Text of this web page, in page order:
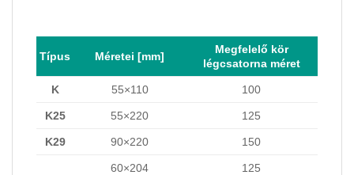
K 55×110 100
K25 55×220 125
K29 90×220 150
60×204 125
Típus Méretei [mm]
Megfelelő kör
légcsatorna méret